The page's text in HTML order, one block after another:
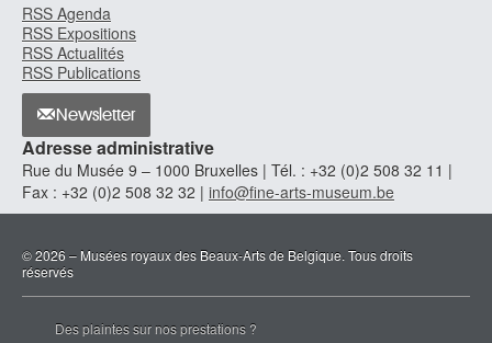
RSS Agenda
RSS Expositions
RSS Actualités
RSS Publications
Newsletter
Adresse administrative
Rue du Musée 9 – 1000 Bruxelles | Tél. : +32 (0)2 508 32 11 |
Fax : +32 (0)2 508 32 32 | info@fine-arts-museum.be
© 2026 – Musées royaux des Beaux-Arts de Belgique. Tous droits
réservés
Des plaintes sur nos prestations ?